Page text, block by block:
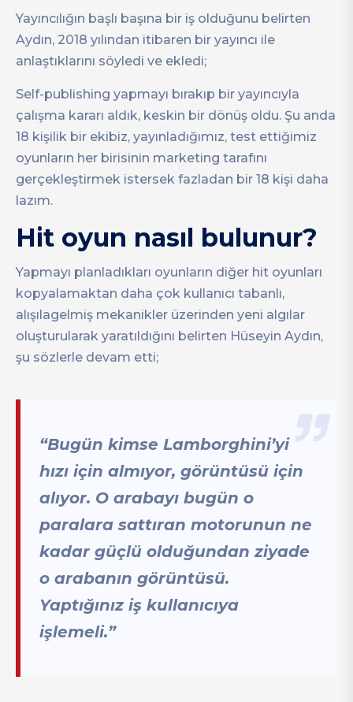
Yayıncılığın başlı başına bir iş olduğunu belirten
Aydın, 2018 yılından itibaren bir yayıncı ile
anlaştıklarını söyledi ve ekledi;
Self-publishing yapmayı bırakıp bir yayıncıyla
çalışma kararı aldık, keskin bir dönüş oldu. Şu anda
18 kişilik bir ekibiz, yayınladığımız, test ettiğimiz
oyunların her birisinin marketing tarafını
gerçekleştirmek istersek fazladan bir 18 kişi daha
lazım.
Hit oyun nasıl bulunur?
Yapmayı planladıkları oyunların diğer hit oyunları
kopyalamaktan daha çok kullanıcı tabanlı,
alışılagelmiş mekanikler üzerinden yeni algılar
oluşturularak yaratıldığını belirten Hüseyin Aydın,
şu sözlerle devam etti;
“Bugün kimse Lamborghini’yi
hızı için almıyor, görüntüsü için
alıyor. O arabayı bugün o
paralara sattıran motorunun ne
kadar güçlü olduğundan ziyade
o arabanın görüntüsü.
Yaptığınız iş kullanıcıya
işlemeli.”